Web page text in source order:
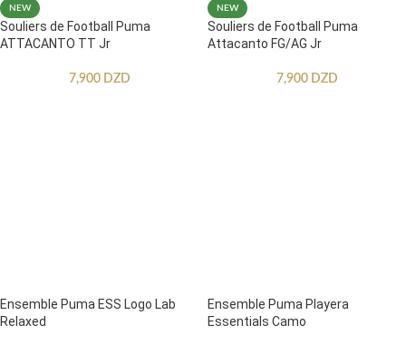
NEW
Souliers de Football Puma
ATTACANTO TT Jr
7,900 DZD
NEW
Souliers de Football Puma
Attacanto FG/AG Jr
7,900 DZD
Ensemble Puma ESS Logo Lab
Relaxed
Ensemble Puma Playera
Essentials Camo